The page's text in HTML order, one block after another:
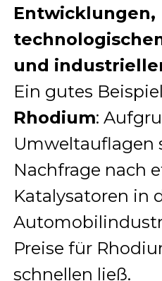
Entwicklungen,
und
Ein gutes
Rhodium:
Umweltauflagen
Nachfrage nach
Katalysatoren in
Preise für
schnellen ließ.